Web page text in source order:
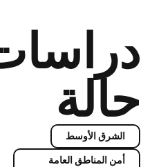
الأوسط
العامة
على